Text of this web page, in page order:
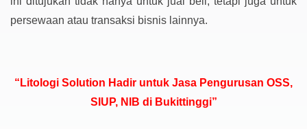
persewaan atau transaksi bisnis lainnya.
“Litologi Solution Hadir untuk Jasa Pengurusan OSS,
SIUP, NIB di Bukittinggi”